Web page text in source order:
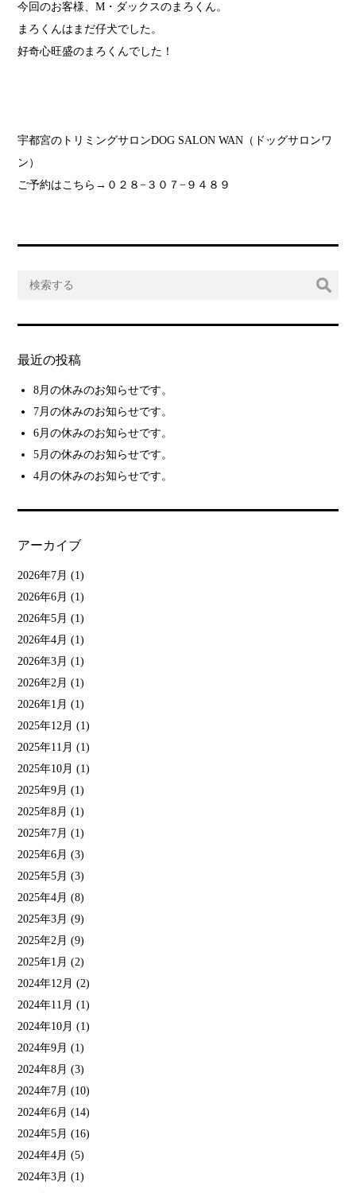
今回のお客様、M・ダックスのまろくん。
まろくんはまだ仔犬でした。
好奇心旺盛のまろくんでした！
宇都宮のトリミングサロンDOG SALON WAN（ドッグサロンワ
ン）
ご予約はこちら→０２８−３０７−９４８９
最近の投稿
8月の休みのお知らせです。
7月の休みのお知らせです。
6月の休みのお知らせです。
5月の休みのお知らせです。
4月の休みのお知らせです。
アーカイブ
2026年7月 (1)
2026年6月 (1)
2026年5月 (1)
2026年4月 (1)
2026年3月 (1)
2026年2月 (1)
2026年1月 (1)
2025年12月 (1)
2025年11月 (1)
2025年10月 (1)
2025年9月 (1)
2025年8月 (1)
2025年7月 (1)
2025年6月 (3)
2025年5月 (3)
2025年4月 (8)
2025年3月 (9)
2025年2月 (9)
2025年1月 (2)
2024年12月 (2)
2024年11月 (1)
2024年10月 (1)
2024年9月 (1)
2024年8月 (3)
2024年7月 (10)
2024年6月 (14)
2024年5月 (16)
2024年4月 (5)
2024年3月 (1)